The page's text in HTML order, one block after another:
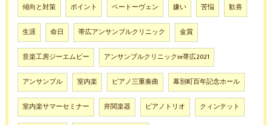
傾向と対策 ポイント ベートーヴェン 嫌い 苦悩 歓喜
生涯 命日 帯広アンサンブルクリニック 金賞
音楽工房ジーエムピー アンサンブルクリニックin帯広2021
アンサンブル 室内楽 ピアノ三重奏曲 幕別町百年記念ホール
室内楽サマーセミナー 井関楽器 ピアノトリオ クィンテット